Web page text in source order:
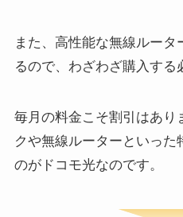
また、 高性能な無線ルータ
るので、わざわざ購入する
毎月の料金こそ割引はあり
クや無線ルーターといった
のがドコモ光なのです。